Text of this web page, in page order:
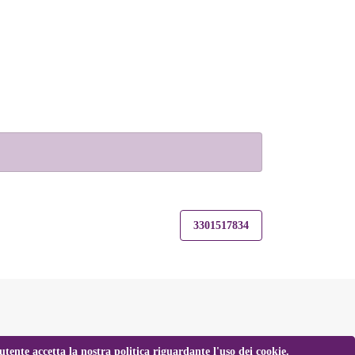
3301517834
accetta la nostra politica riguardante l'uso dei cookie.